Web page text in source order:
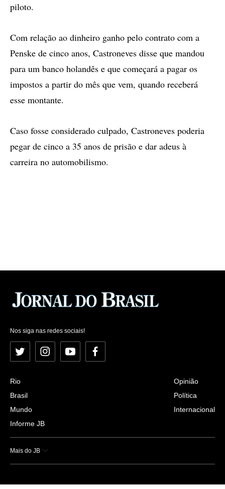
piloto.
Com relação ao dinheiro ganho pelo contrato com a
Penske de cinco anos, Castroneves disse que mandou
para um banco holandês e que começará a pagar os
impostos a partir do mês que vem, quando receberá
esse montante.
Caso fosse considerado culpado, Castroneves poderia
pegar de cinco a 35 anos de prisão e dar adeus à
carreira no automobilismo.
Nos siga nas redes sociais!
Twitter InstagramYouTubeFacebook
Rio
Brasil
Mundo
Informe JB
Opinião
Política
Internacional
Mais do JB
Esportes